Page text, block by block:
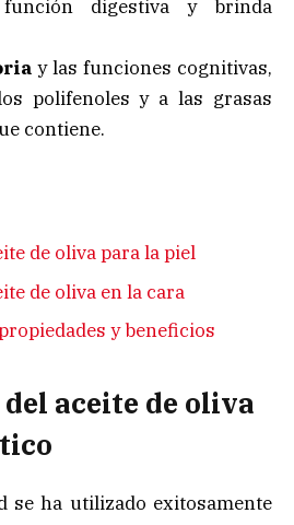
digestiva y brinda
y las funciones cognitivas,
polifenoles y a las grasas
contiene.
de oliva para la piel
de oliva en la cara
y beneficios
aceite de oliva
se ha utilizado exitosamente